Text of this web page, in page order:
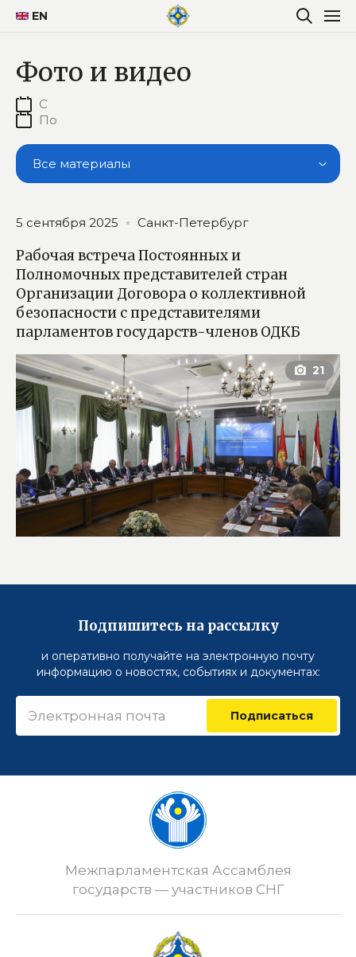
EN
Фото и видео
Все материалы
5 сентября 2025 Санкт-Петербург
Рабочая встреча Постоянных и
Полномочных представителей стран
Организации Договора о коллективной
безопасности с представителями
парламентов государств-членов ОДКБ
Подпишитесь на рассылку
и оперативно получайте на электронную почту
информацию о новостях, событиях и документах:
Подписаться
Межпарламентская Ассамблея
государств — участников СНГ